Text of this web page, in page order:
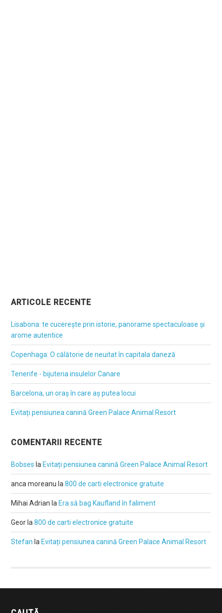
ARTICOLE RECENTE
Lisabona: te cucerește prin istorie, panorame spectaculoase și
arome autentice
Copenhaga: O călătorie de neuitat în capitala daneză
Tenerife - bijuteria insulelor Canare
Barcelona, un oraș în care aș putea locui
Evitați pensiunea canină Green Palace Animal Resort
COMENTARII RECENTE
Bobses la Evitați pensiunea canină Green Palace Animal Resort
anca moreanu la800 de carti electronice gratuite
Mihai Adrian la Era să bag Kaufland în faliment
Geor la800 de carti electronice gratuite
Stefan la Evitați pensiunea canină Green Palace Animal Resort